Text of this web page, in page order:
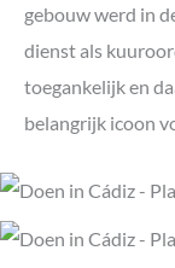
gebouw werd in
dienst als
toegankelijk en
belangrijk icoon